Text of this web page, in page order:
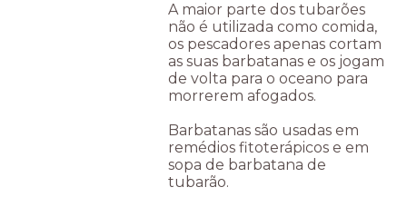
A maior parte dos tubarões
não é utilizada como comida,
os pescadores apenas cortam
as suas barbatanas e os jogam
de volta para o oceano para
morrerem afogados.
Barbatanas são usadas em
remédios fitoterápicos e em
sopa de barbatana de
tubarão.